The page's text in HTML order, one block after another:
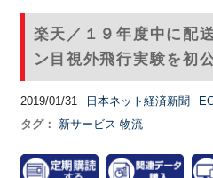
楽天／１９年度中に配
ン目視外飛行実験を初
2019/01/31 日本ネット経済新聞
タグ：
新サービス 物流